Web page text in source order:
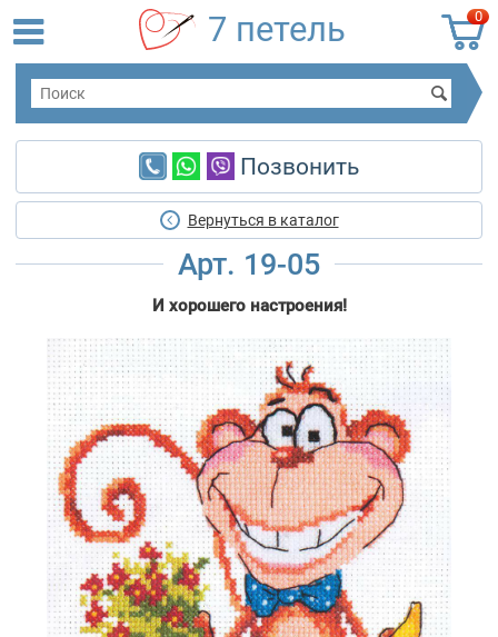
0
7 петель
Позвонить
Вернуться в каталог
Арт. 19-05
И хорошего настроения!